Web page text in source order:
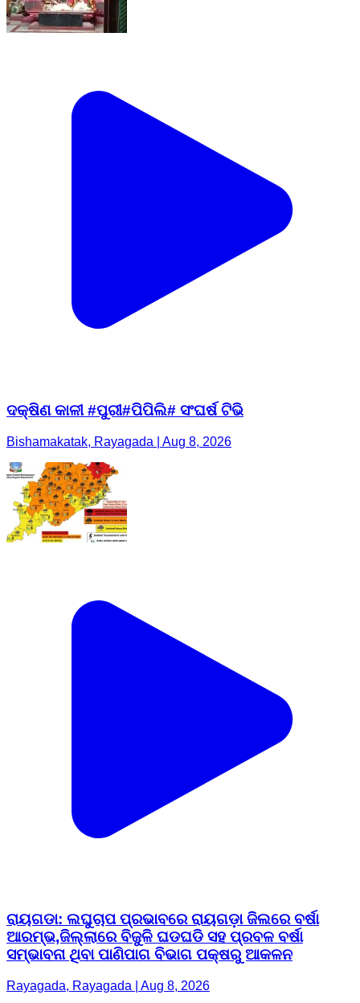
ଦକ୍ଷିଣ କାଳୀ #ପୁରୀ#ପିପିଲି# ସଂଘର୍ଷ ଟିଭି
Bishamakatak, Rayagada | Aug 8, 2026
ରାୟଗଡା: ଲଘୁଚାପ ପ୍ରଭାବରେ ରାୟଗଡ଼ା ଜିଲରେ ବର୍ଷା
ଆରମ୍ଭ,ଜିଲ୍ଲାରେ ବିଜୁଳି ଘଡଘଡି ସହ ପ୍ରବଳ ବର୍ଷା
ସମ୍ଭାବନା ଥିବା ପାଣିପାଗ ବିଭାଗ ପକ୍ଷରୁ ଆକଳନ
Rayagada, Rayagada | Aug 8, 2026